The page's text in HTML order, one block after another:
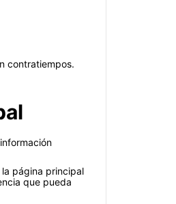
contratiempos.
página principal
que pueda